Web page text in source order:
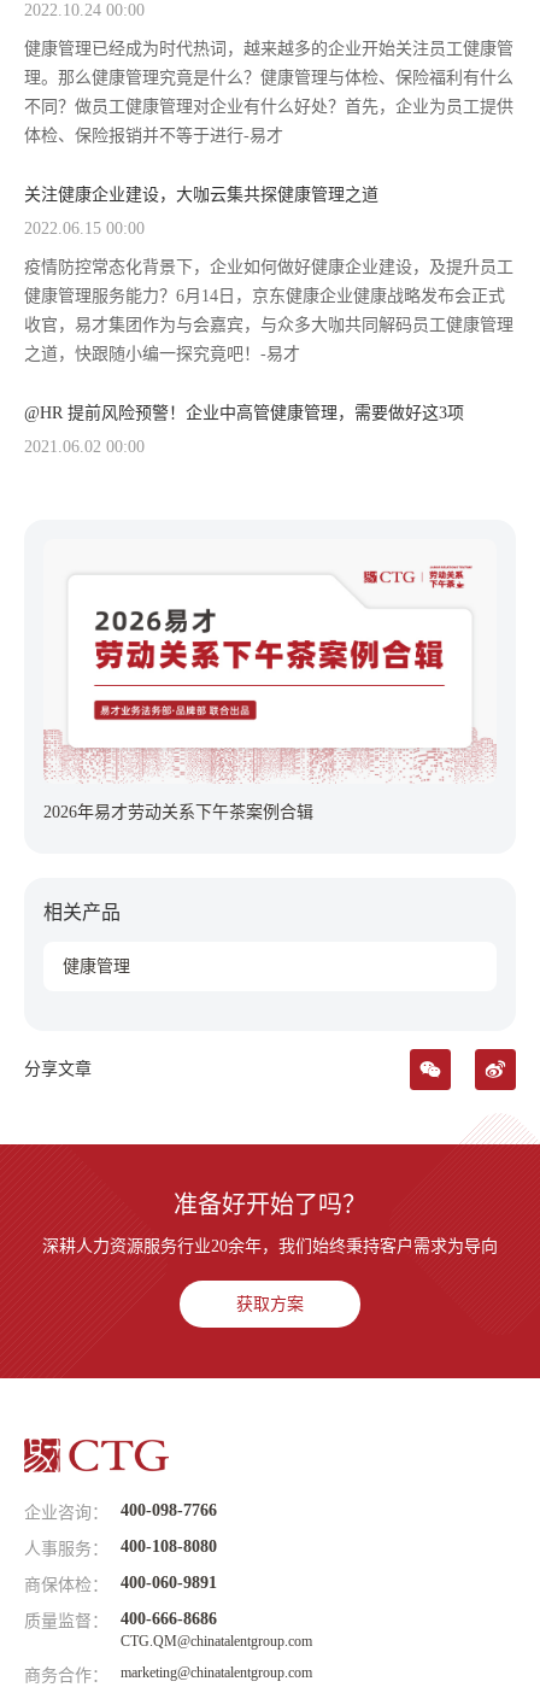
2022.10.24 00:00
健康管理已经成为时代热词，越来越多的企业开始关注员工健康管
理。那么健康管理究竟是什么？健康管理与体检、保险福利有什么
不同？做员工健康管理对企业有什么好处？首先，企业为员工提供
体检、保险报销并不等于进行-易才
关注健康企业建设，大咖云集共探健康管理之道
2022.06.15 00:00
疫情防控常态化背景下，企业如何做好健康企业建设，及提升员工
健康管理服务能力？6月14日，京东健康企业健康战略发布会正式
收官，易才集团作为与会嘉宾，与众多大咖共同解码员工健康管理
之道，快跟随小编一探究竟吧！-易才
@HR 提前风险预警！企业中高管健康管理，需要做好这3项
2021.06.02 00:00
2026年易才劳动关系下午茶案例合辑
相关产品
健康管理
分享文章
准备好开始了吗？
深耕人力资源服务行业20余年，我们始终秉持客户需求为导向
获取方案
企业咨询： 400-098-7766
人事服务： 400-108-8080
商保体检： 400-060-9891
质量监督： 400-666-8686
CTG.QM@chinatalentgroup.com
商务合作： marketing@chinatalentgroup.com